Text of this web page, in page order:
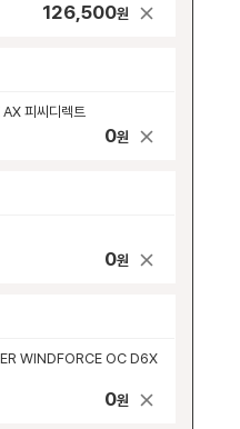
126,500원
피씨디렉트
0원
0원
WINDFORCE OC D6X
0원